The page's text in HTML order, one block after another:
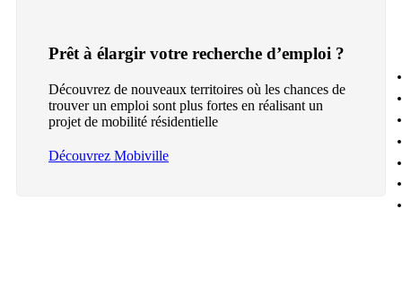
Prêt à élargir votre recherche d’emploi ?
Découvrez de nouveaux territoires où les chances de
trouver un emploi sont plus fortes en réalisant un
projet de mobilité résidentielle
Découvrez Mobiville